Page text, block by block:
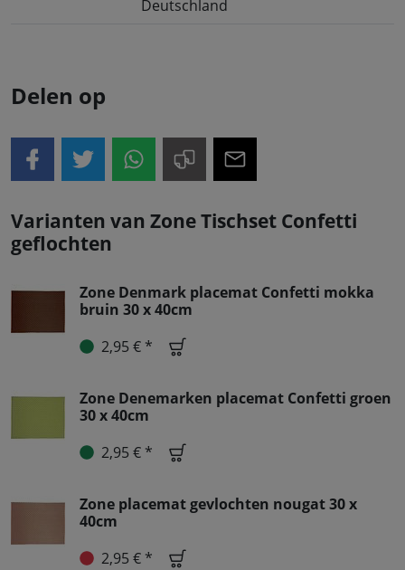
Deutschland
Delen op
Varianten van Zone Tischset Confetti
geflochten
Zone Denmark placemat Confetti mokka
bruin 30 x 40cm
2,95 € *
Zone Denemarken placemat Confetti groen
30 x 40cm
2,95 € *
Zone placemat gevlochten nougat 30 x
40cm
2,95 € *